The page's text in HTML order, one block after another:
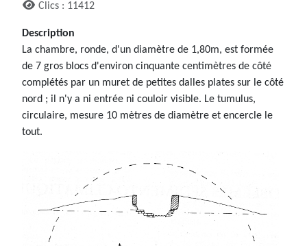
Clics : 11412
Description
La chambre, ronde, d'un diamètre de 1,80m, est formée
de 7 gros blocs d'environ cinquante centimètres de côté
complétés par un muret de petites dalles plates sur le côté
nord ; il n'y a ni entrée ni couloir visible. Le tumulus,
circulaire, mesure 10 mètres de diamètre et encercle le
tout.